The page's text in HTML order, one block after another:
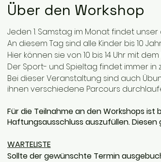
Über den Workshop
Jeden 1. Samstag im Monat findet
An diesem Tag sind alle Kinder bis 10
Hier können sie von 10 bis 14 Uhr mit
Der Sport- und Spieltag findet immer in
Bei dieser Veranstaltung sind auch
ihnen verschiedene Parcours
Für die Teilnahme an den Workshops
Haftungsausschluss auszufüllen.
WARTELISTE
Sollte der gewünschte Termin